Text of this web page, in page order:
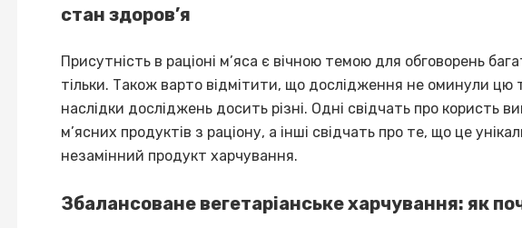
стан здоров’я
Присутність в раціоні м’яса є вічною темою для обговорень
тільки. Також варто відмітити, що дослідження не оминули цю
наслідки досліджень досить різні. Одні свідчать про користь
м’ясних продуктів з раціону, а інші свідчать про те, що це
незамінний продукт харчування.
Збалансоване вегетаріанське харчування: як